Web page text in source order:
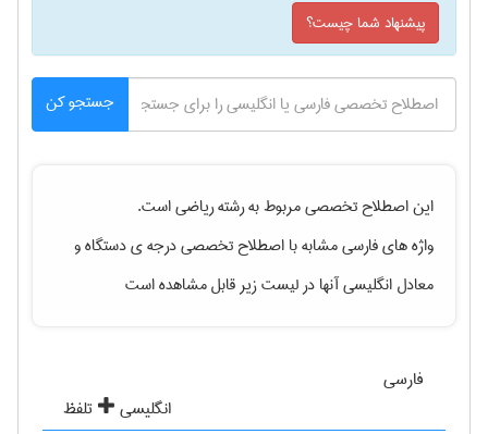
پیشنهاد شما چیست؟
جستجو کن
این اصطلاح تخصصی مربوط به رشتهرياضیاست.
واژه های فارسی مشابه با اصطلاح تخصصیدرجه ی دستگاهو
معادل انگلیسی آنها در لیست زیر قابل مشاهده است
فارسی
انگلیسی
تلفظ